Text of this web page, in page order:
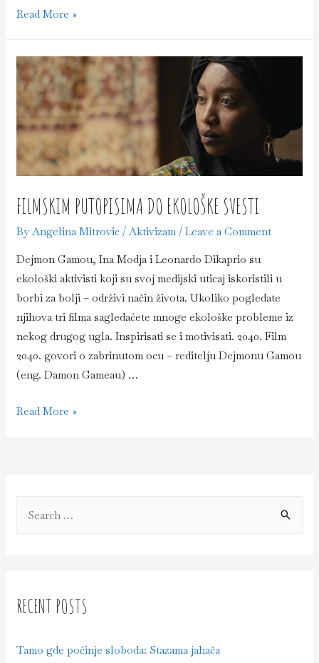
Izgubljena
–
dr
Nil
Nidli
Read More »
FILMSKIM PUTOPISIMA DO EKOLOŠKE SVESTI
ByAngelina Mitrovic /Aktivizam/Leave a Comment
Dejmon Gamou, Ina Modja i Leonardo Dikaprio su
ekološki aktivisti koji su svoj medijski uticaj iskoristili u
borbi za bolji – održivi način života. Ukoliko pogledate
njihova tri filma sagledaćete mnoge ekološke probleme iz
nekog drugog ugla. Inspirisati se i motivisati. 2040. Film
2040. govori o zabrinutom ocu – reditelju Dejmonu Gamou
(eng. Damon Gameau) …
Filmskim
Read More »
h
o
RECENT POSTS
Tamo gde počinje sloboda: Stazama jahača